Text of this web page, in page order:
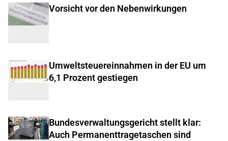
Vorsicht vor den Nebenwirkungen
Umweltsteuereinnahmen in der EU um
6,1 Prozent gestiegen
Bundesverwaltungsgericht stellt klar:
Auch Permanenttragetaschen sind